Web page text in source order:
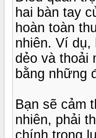
hai bàn tay
hoàn toàn
nhiên. Ví dụ,
dẻo và thoải
bằng những
Bạn sẽ cảm
nhiên, phải
chính trọng